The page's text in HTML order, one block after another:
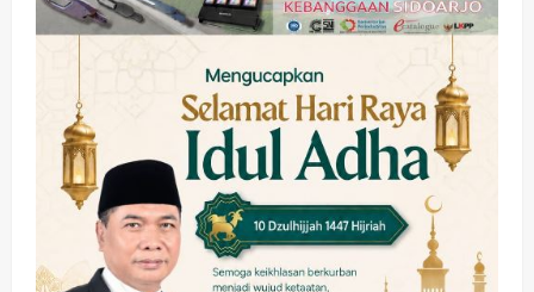
Ekonomi Hiburan Pemerintahan
HOT NEWS: Ribuan Warga Wage
Tumplek Blek di Bazar Rakyat Jalan
Jambu, Borong Kuliner UMKM Sambil
Nonton Jaranan!
wartanusa 4 Agustus 2026
4
Keagamaan Pemerintahan
Pemkab Sidoarjo & Muhammadiyah
Sinergi Permudah Perizinan, Wakaf,
hingga Hibah
wartanusa 4 Agustus 2026